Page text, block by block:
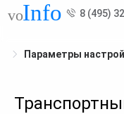
8 (495)
Параметры